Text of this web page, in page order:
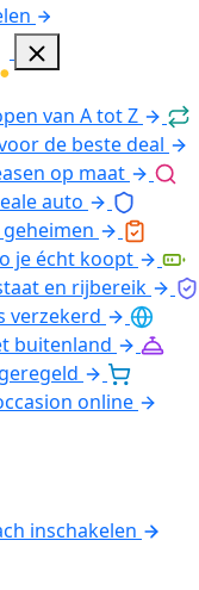
van A tot Z
de beste deal
op maat
auto
je écht koopt
en rijbereik
verzekerd
buitenland
online
inschakelen